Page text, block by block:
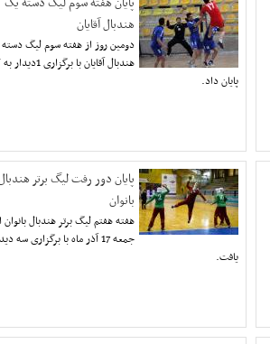
هندبال آقایان
دومین روز از هفته سوم لیگ
هندبال آقایان با
پایان داد.
پایان دور رفت لیگ برتر
بانوان
هفته هفتم لیگ برتر هندبال بانوان
جمعه 17 آذر ماه با برگزاری سه
یافت.